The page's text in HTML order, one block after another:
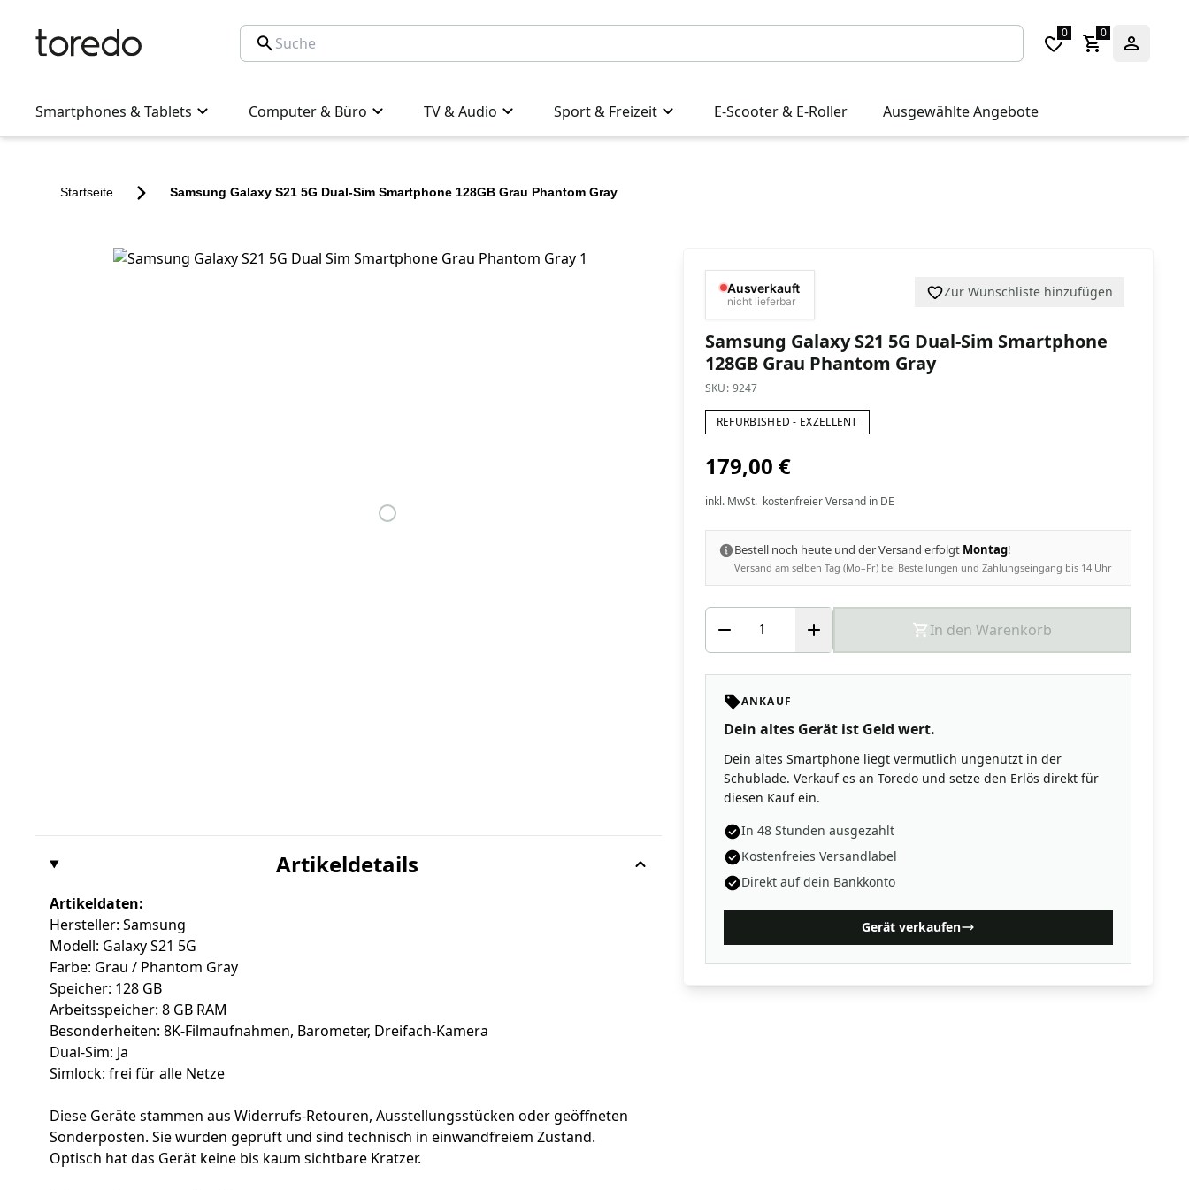
0 0
Smartphones & Tablets Computer & Büro TV & Audio Sport & Freizeit E-Scooter & E-Roller Ausgewählte Angebote
Startseite Samsung Galaxy S21 5G Dual-Sim Smartphone 128GB Grau Phantom Gray
Ausverkauft
nicht lieferbar
Zur Wunschliste hinzufügen
Samsung Galaxy S21 5G Dual-Sim Smartphone
128GB Grau Phantom Gray
SKU: 9247
REFURBISHED - EXZELLENT
179,00 €
inkl. MwSt. kostenfreier Versand in DE
Bestell noch heute und der Versand erfolgt Montag!
Versand am selben Tag (Mo–Fr) bei Bestellungen und Zahlungseingang bis 14 Uhr
In den Warenkorb
ANKAUF
Dein altes Gerät ist Geld wert.
Dein altes Smartphone liegt vermutlich ungenutzt in der
Schublade. Verkauf es an Toredo und setze den Erlös direkt für
diesen Kauf ein.
In 48 Stunden ausgezahlt
Kostenfreies Versandlabel
Direkt auf dein Bankkonto
Gerät verkaufen
Artikeldetails
Artikeldaten:
Hersteller: Samsung
Modell: Galaxy S21 5G
Farbe: Grau / Phantom Gray
Speicher: 128 GB
Arbeitsspeicher: 8 GB RAM
Besonderheiten: 8K-Filmaufnahmen, Barometer, Dreifach-Kamera
Dual-Sim: Ja
Simlock: frei für alle Netze
Diese Geräte stammen aus Widerrufs-Retouren, Ausstellungsstücken oder geöffneten
Sonderposten. Sie wurden geprüft und sind technisch in einwandfreiem Zustand.
Optisch hat das Gerät keine bis kaum sichtbare Kratzer.